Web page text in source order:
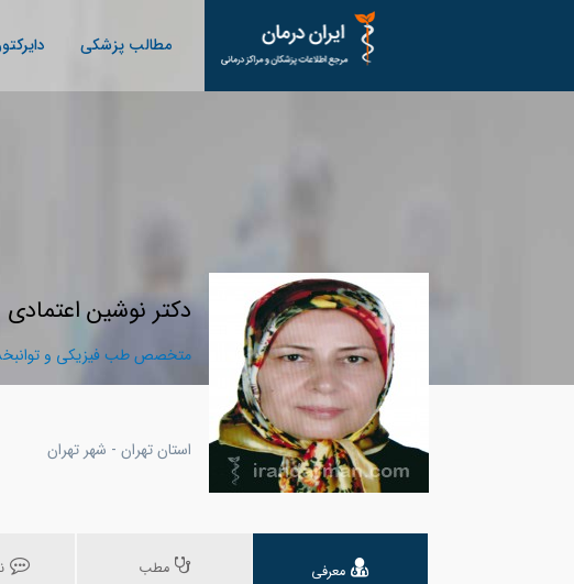
مطالب پزشکی
دکتر نوشین اعتمادی
متخصص طب فیزیکی و
استان تهران - شهر تهران
معرفی مطب